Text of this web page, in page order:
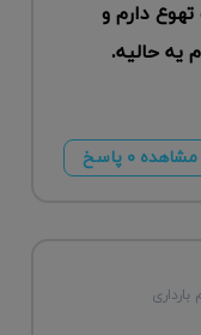
دارم و
یه حالیه.
مشاهده ۰ پاسخ